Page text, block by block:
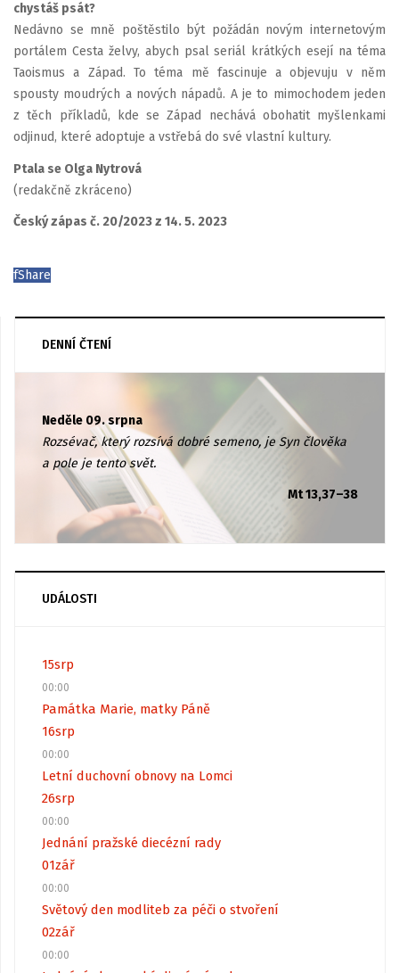
chystáš psát?
Nedávno se mně poštěstilo být požádán novým internetovým
portálem Cesta želvy, abych psal seriál krátkých esejí na téma
Taoismus a Západ. To téma mě fascinuje a objevuju v něm
spousty moudrých a nových nápadů. A je to mimochodem jeden
z těch příkladů, kde se Západ nechává obohatit myšlenkami
odjinud, které adoptuje a vstřebá do své vlastní kultury.
Ptala se Olga Nytrová
(redakčně zkráceno)
Český zápas č. 20/2023 z 14. 5. 2023
fShare
DENNÍ ČTENÍ
Neděle 09. srpna
Rozsévač, který rozsívá dobré semeno, je Syn člověka
a pole je tento svět.
Mt 13,37–38
UDÁLOSTI
15srp
00:00
Památka Marie, matky Páně
16srp
00:00
Letní duchovní obnovy na Lomci
26srp
00:00
Jednání pražské diecézní rady
01zář
00:00
Světový den modliteb za péči o stvoření
02zář
00:00